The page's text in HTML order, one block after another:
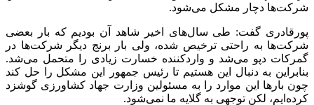
شرکت‌ها دچار مشکل می‌شود.
پورقادری گفت: طی سال‌های اخیر شاهد آن بودیم که بار بعضی
شرکت‌ها به راحتی ترخیص شده، ولی بار برنج دیگر شرکت‌ها در
گمرکات دپو می‌شد و واردکننده خسارت زیادی را متحمل می‌شد.
بنابراین به دنبال این هستیم تا رئیس جمهور این مشکل را حل کند
چون بارها این موارد را به مسئولین وزارت جهاد کشاورزی گوشزد
کرده‌ایم، لکن توجهی به گلایه ما نمی‌شود.